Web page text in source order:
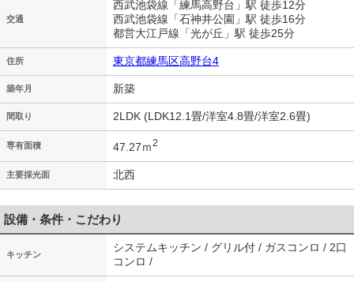
交通
西武池袋線「練馬高野台」駅 徒歩12分
西武池袋線「石神井公園」駅 徒歩16分
都営大江戸線「光が丘」駅 徒歩25分
住所 東京都練馬区高野台4
築年月 新築
間取り 2LDK (LDK12.1畳/洋室4.8畳/洋室2.6畳)
専有面積 47.27ｍ2
主要採光面 北西
設備・条件・こだわり
キッチン
システムキッチン / グリル付 / ガスコンロ / 2口
コンロ /